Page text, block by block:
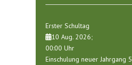
Erster Schultag
10 Aug. 2026;
00:00 Uhr
Einschulung neuer Jahrgang 5